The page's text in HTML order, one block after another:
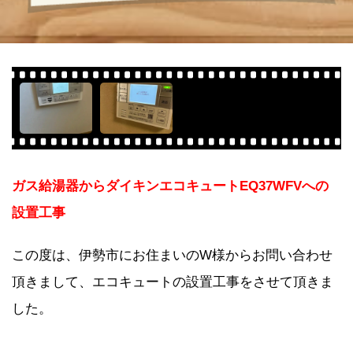
ガス給湯器からダイキンエコキュートEQ37WFVへの
設置工事
この度は、伊勢市にお住まいのW様からお問い合わせ
頂きまして、エコキュートの設置工事をさせて頂きま
した。